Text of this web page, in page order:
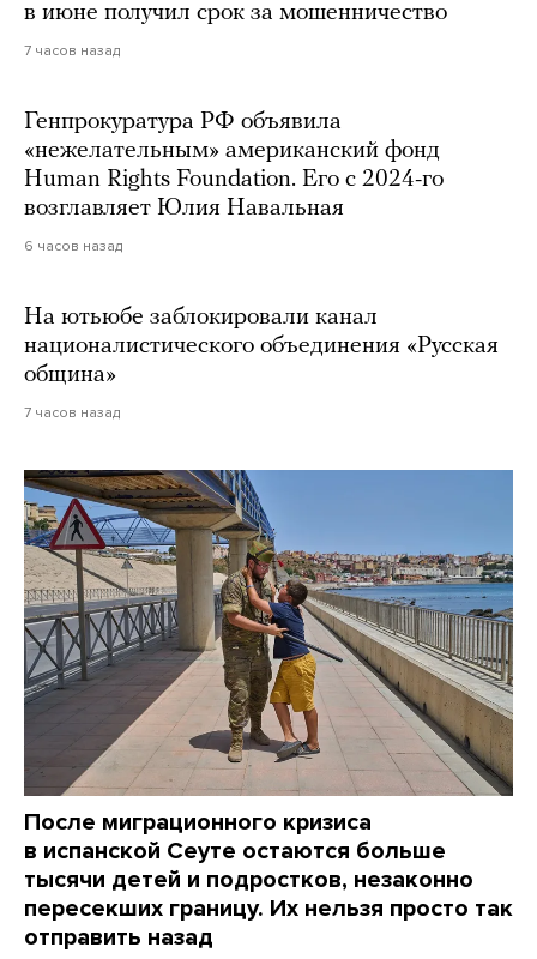
в июне получил срок за мошенничество
7 часов назад
Генпрокуратура РФ объявила
«нежелательным» американский фонд
Human Rights Foundation. Его с 2024-го
возглавляет Юлия Навальная
6 часов назад
На ютьюбе заблокировали канал
националистического объединения «Русская
община»
7 часов назад
После миграционного кризиса
в испанской Сеуте остаются больше
тысячи детей и подростков, незаконно
пересекших границу. Их нельзя просто так
отправить назад